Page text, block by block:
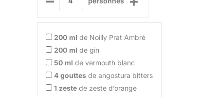
200 ml de Noilly Prat Ambré
200 ml de gin
50 ml de vermouth blanc
4 gouttes de angostura bitters
1 zeste de zeste d’orange